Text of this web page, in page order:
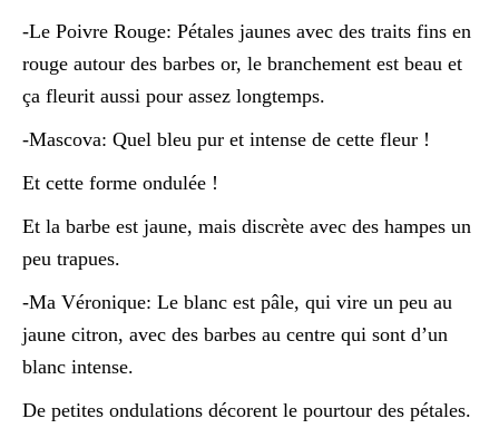
-Le Poivre Rouge: Pétales jaunes avec des traits fins en
rouge autour des barbes or, le branchement est beau et
ça fleurit aussi pour assez longtemps.
-Mascova: Quel bleu pur et intense de cette fleur !
Et cette forme ondulée !
Et la barbe est jaune, mais discrète avec des hampes un
peu trapues.
-Ma Véronique: Le blanc est pâle, qui vire un peu au
jaune citron, avec des barbes au centre qui sont d’un
blanc intense.
De petites ondulations décorent le pourtour des pétales.